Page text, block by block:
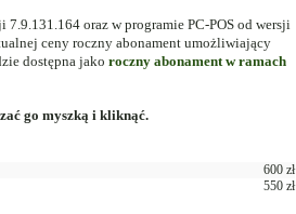
oraz w programie PC-POS od wersji
ceny roczny abonament umożliwiający
dostępna jako roczny abonament w ramach
go myszką i kliknąć.
600 zł
550 zł